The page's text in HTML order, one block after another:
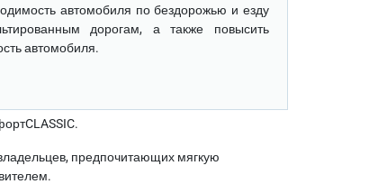
автомобиля по бездорожью и езду
дорогам, а также повысить
автомобиля.
предпочитающих мягкую